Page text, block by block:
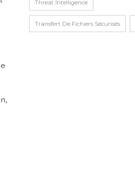
Threat Intelligence
Transfert De Fichiers Sécurisés